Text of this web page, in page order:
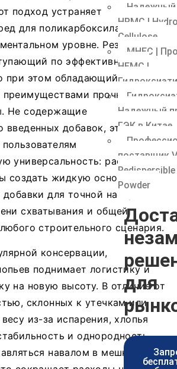
Надежный
HPMC |
Cellulose
MHEC |
HEMC |
Надежный
ГЭК в Китае
поставщик
Powder
для
подход устраняет
для поликарбоксилатных
уровне. Результат?
по эффективности
при этом обладающий
преимуществами прочной
Не содержащие
введенных добавок, эти хлопья
универсальность: растворите
создать жидкую основу, а
для точной настройки
схватывания и общей
строительного сценария.
консервации,
поднимает логистику и
на новую высоту. В отличие от
склонных к утечкам или
из-за испарения, хлопья
и однородность.
навалом в мешках или